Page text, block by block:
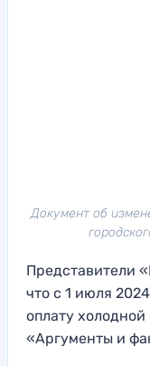
Документ об
Представители
что с 1 июля
оплату
«Аргументы и